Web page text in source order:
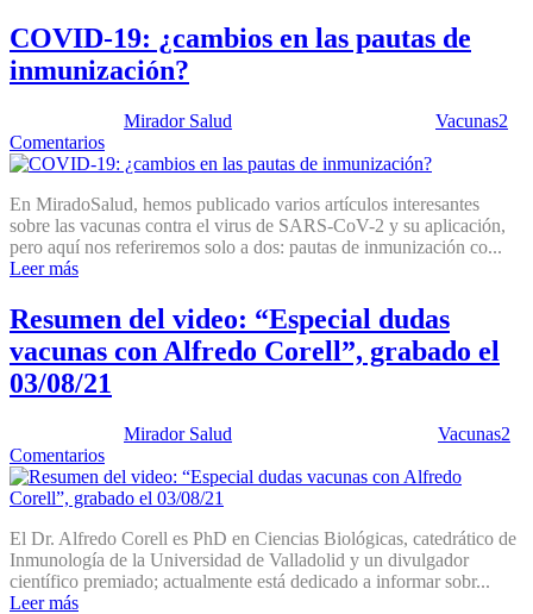
COVID-19: ¿cambios en las pautas de
inmunización?
Mirador Salud Vacunas2
Comentarios
En MiradoSalud, hemos publicado varios artículos interesantes
sobre las vacunas contra el virus de SARS-CoV-2 y su aplicación,
pero aquí nos referiremos solo a dos: pautas de inmunización co...
Leer más
Resumen del video: “Especial dudas
vacunas con Alfredo Corell”, grabado el
03/08/21
Mirador Salud Vacunas2
Comentarios
El Dr. Alfredo Corell es PhD en Ciencias Biológicas, catedrático de
Inmunología de la Universidad de Valladolid y un divulgador
científico premiado; actualmente está dedicado a informar sobr...
Leer más